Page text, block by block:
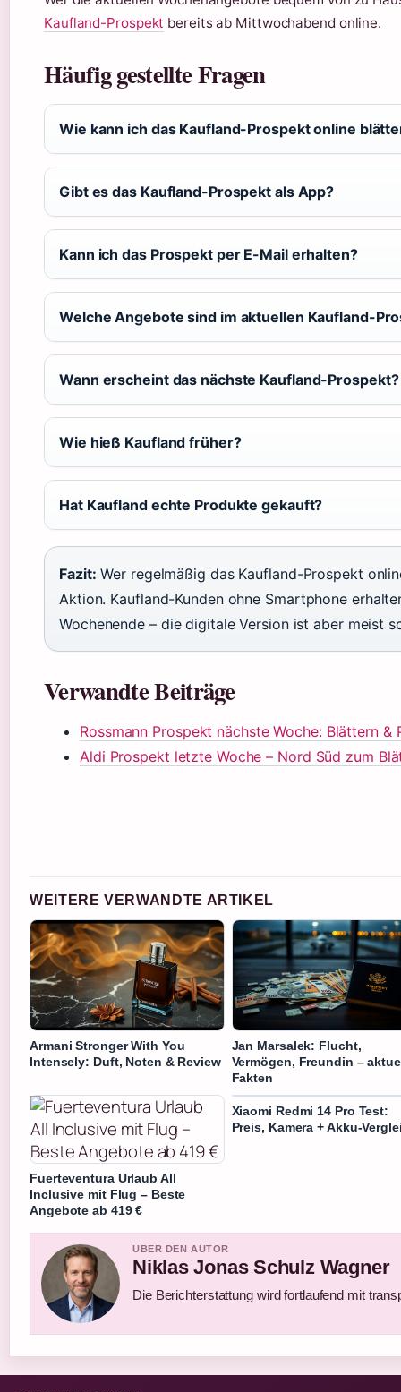
Kaufland-Prospekt bereits ab Mittwochabend online.
Häufig gestellte Fragen
Wie kann ich das Kaufland-Prospekt online
Gibt es das Kaufland-Prospekt als App?
Kann ich das Prospekt per E-Mail erhalten?
Welche Angebote sind im aktuellen Kaufland-
Wann erscheint das nächste Kaufland-Prospekt?
Wie hieß Kaufland früher?
Hat Kaufland echte Produkte gekauft?
Fazit: Wer regelmäßig das Kaufland-Prospekt
Aktion. Kaufland-Kunden ohne Smartphone
Wochenende – die digitale Version ist aber meist
Verwandte Beiträge
Rossmann Prospekt nächste Woche: Blättern &
Aldi Prospekt letzte Woche – Nord Süd zum
WEITERE VERWANDTE ARTIKEL
Armani Stronger With You
Intensely: Duft, Noten & Review
Jan Marsalek: Flucht,
Vermögen, Freundin –
Fakten
Fuerteventura Urlaub All
Inclusive mit Flug – Beste
Angebote ab 419 €
Xiaomi Redmi 14 Pro Test:
Preis, Kamera + Akku-
UBER DEN AUTOR
Niklas Jonas Schulz Wagner
Die Berichterstattung wird fortlaufend mit